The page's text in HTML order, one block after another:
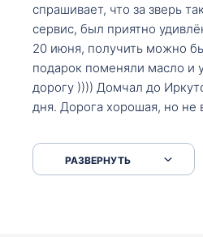
спрашивает, что за зверь
сервис, был приятно
20 июня, получить можно
подарок поменяли масло и
дорогу )))) Домчал до
дня. Дорога хорошая, но не
серпантинах по пути
РАЗВЕРНУТЬ